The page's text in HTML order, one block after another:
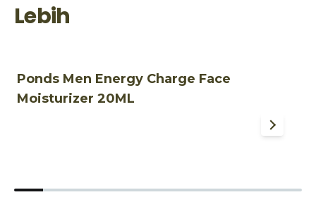
Lebih
Ponds Men Energy Charge Face
Moisturizer 20ML